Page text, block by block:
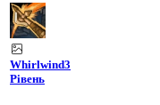
Whirlwind3
Рівень